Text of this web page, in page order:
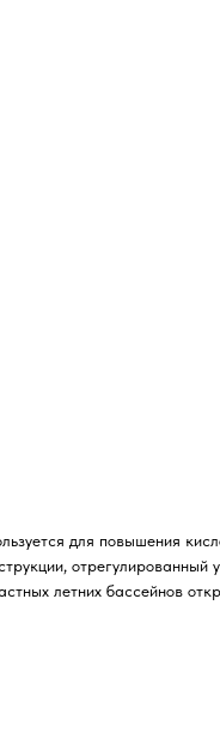
для повышения
летних бассейнов